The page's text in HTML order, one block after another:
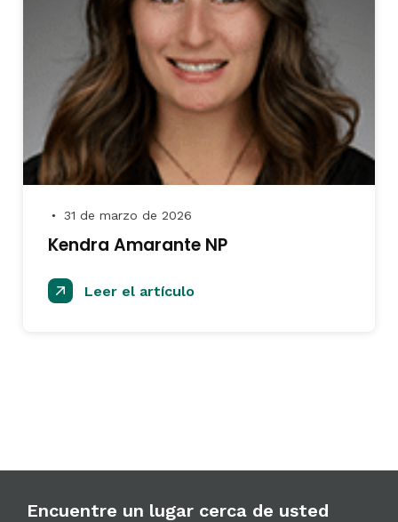
● 31 de marzo de 2026
Kendra Amarante NP
Leer el artículo
Encuentre un lugar cerca de usted